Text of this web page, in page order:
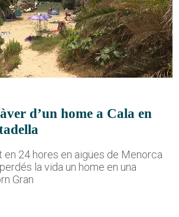
d’un home a Cala en
en 24 hores en aigües de Menorca
la vida un home en una
Gran